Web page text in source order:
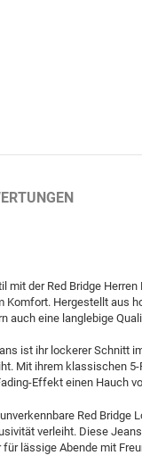
mit der Red Bridge
Komfort. Hergestellt aus
auch eine langlebige
ist ihr lockerer Schnitt
Mit ihrem klassischen
Effekt einen Hauch
Red
verleiht. Diese
lässige Abende mit